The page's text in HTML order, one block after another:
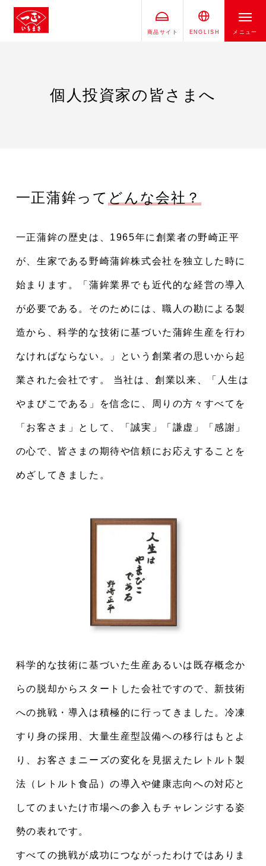
メニュー
商品サイト ENGLISH
個人投資家の皆さまへ
一正蒲鉾って どんな会社？
一正蒲鉾の歴史は、1965年に創業者の野崎正平
が、生家である野崎蒲鉾株式会社を独立した時に
始まります。「蒲鉾業界でも近代的な経営の導入
が必要である。そのためには、職人の勘による製
造から、科学的な技術に基づいた蒲鉾生産を行わ
なければならない。」という創業者の思いから起
業された会社です。 当社は、創業以来、「人生は
やまびこである」を信念に、周りの方々すべてを
「お客さま」として、「誠実」「謙虚」「感謝」
の心で、皆さまの期待や信頼にお応えすることを
めざしてきました。
科学的な技術に基づいた生産あるいは既存概念か
らの脱却からスタートした会社ですので、新技術
への挑戦・導入は積極的に行ってきました。冷凍
すり身の採用、大量生産型設備への移行はもとよ
り、お客さまニーズの変化を見据えたレトルト製
法（レトルト食品）の導入や健康志向への対応と
してのまいたけ市場への参入もチャレンジする姿
勢の表れです。
すべての挑戦が成功につながったわけではありま